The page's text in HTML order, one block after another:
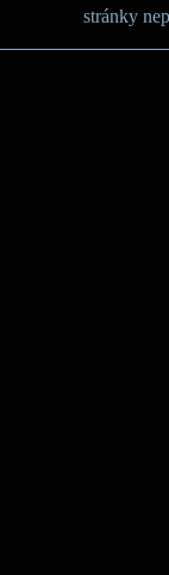
stránky